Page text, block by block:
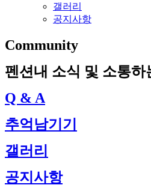
갤러리
공지사항
Community
펜션내 소식 및 소통하
Q & A
추억남기기
갤러리
공지사항